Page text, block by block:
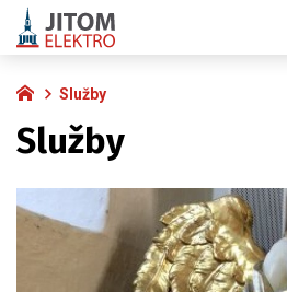
Služby
Služby